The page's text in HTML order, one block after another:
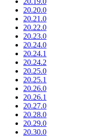
20.20.0
20.21.0
20.22.0
20.23.0
20.24.0
20.24.1
20.24.2
20.25.0
20.25.1
20.26.0
20.26.1
20.27.0
20.28.0
20.29.0
20.30.0